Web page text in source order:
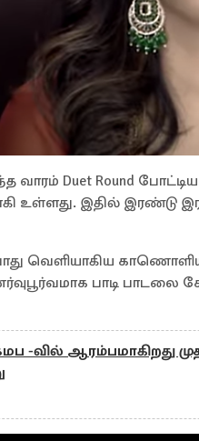
Duet Round
உள்ளது. இதில் இரண்டு
வெளியாகிய
பாடி
-வில் ஆரம்பமாகிறது